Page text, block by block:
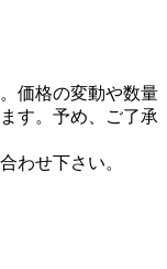
価格の変動や数量
す。予め、ご了承
わせ下さい。